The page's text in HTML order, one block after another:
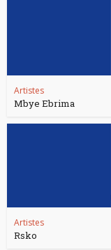
Artistes
Mbye Ebrima
Artistes
Rsko